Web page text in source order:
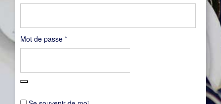
Mot de passe *Obligatoire